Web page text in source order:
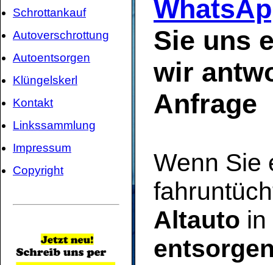
Schrottankauf
Autoverschrottung
Autoentsorgen
Klüngelskerl
Kontakt
Linkssammlung
Impressum
Copyright
Sie uns
wir
Anfrage
Wenn Sie
Altauto in